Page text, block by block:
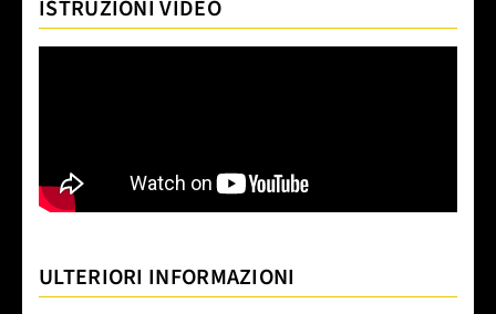
ISTRUZIONI VIDEO
ULTERIORI INFORMAZIONI